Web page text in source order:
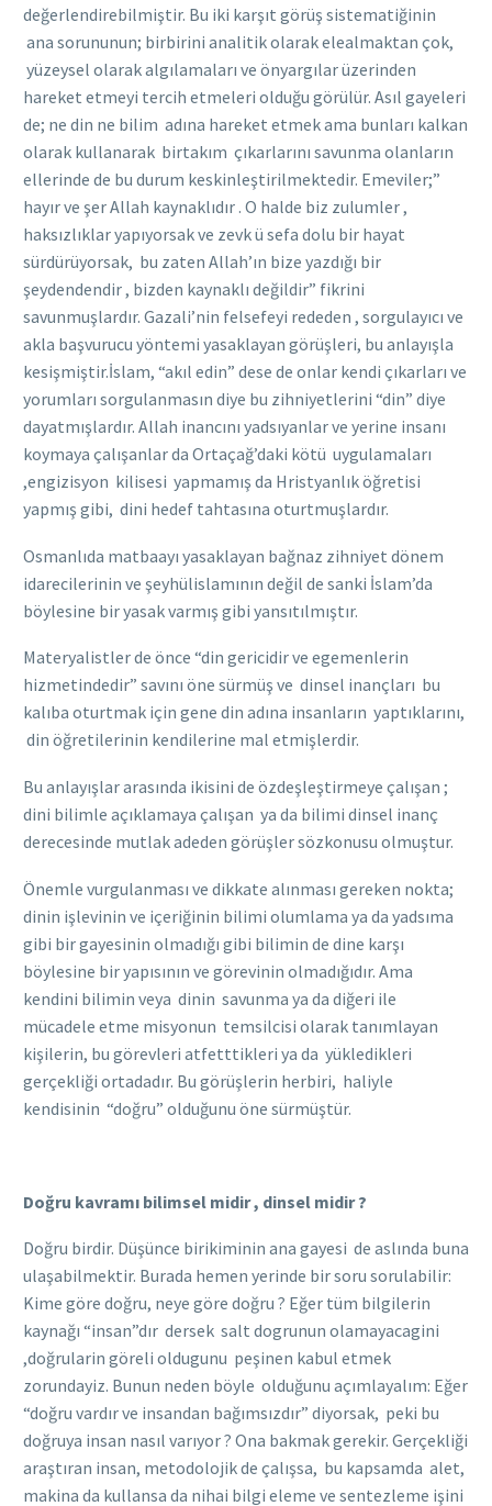
değerlendirebilmiştir. Bu iki karşıt görüş sistematiğinin
ana sorununun; birbirini analitik olarak elealmaktan çok,
yüzeysel olarak algılamaları ve önyargılar üzerinden
hareket etmeyi tercih etmeleri olduğu görülür. Asıl gayeleri
de; ne din ne bilim adına hareket etmek ama bunları kalkan
olarak kullanarak birtakım çıkarlarını savunma olanların
ellerinde de bu durum keskinleştirilmektedir. Emeviler;”
hayır ve şer Allah kaynaklıdır . O halde biz zulumler ,
haksızlıklar yapıyorsak ve zevk ü sefa dolu bir hayat
sürdürüyorsak, bu zaten Allah’ın bize yazdığı bir
şeydendendir , bizden kaynaklı değildir” fikrini
savunmuşlardır. Gazali’nin felsefeyi rededen , sorgulayıcı ve
akla başvurucu yöntemi yasaklayan görüşleri, bu anlayışla
kesişmiştir.İslam, “akıl edin” dese de onlar kendi çıkarları ve
yorumları sorgulanmasın diye bu zihniyetlerini “din” diye
dayatmışlardır. Allah inancını yadsıyanlar ve yerine insanı
koymaya çalışanlar da Ortaçağ’daki kötü uygulamaları
,engizisyon kilisesi yapmamış da Hristyanlık öğretisi
yapmış gibi, dini hedef tahtasına oturtmuşlardır.
Osmanlıda matbaayı yasaklayan bağnaz zihniyet dönem
idarecilerinin ve şeyhülislamının değil de sanki İslam’da
böylesine bir yasak varmış gibi yansıtılmıştır.
Materyalistler de önce “din gericidir ve egemenlerin
hizmetindedir” savını öne sürmüş ve dinsel inançları bu
kalıba oturtmak için gene din adına insanların yaptıklarını,
din öğretilerinin kendilerine mal etmişlerdir.
Bu anlayışlar arasında ikisini de özdeşleştirmeye çalışan ;
dini bilimle açıklamaya çalışan ya da bilimi dinsel inanç
derecesinde mutlak adeden görüşler sözkonusu olmuştur.
Önemle vurgulanması ve dikkate alınması gereken nokta;
dinin işlevinin ve içeriğinin bilimi olumlama ya da yadsıma
gibi bir gayesinin olmadığı gibi bilimin de dine karşı
böylesine bir yapısının ve görevinin olmadığıdır. Ama
kendini bilimin veya dinin savunma ya da diğeri ile
mücadele etme misyonun temsilcisi olarak tanımlayan
kişilerin, bu görevleri atfetttikleri ya da yükledikleri
gerçekliği ortadadır. Bu görüşlerin herbiri, haliyle
kendisinin “doğru” olduğunu öne sürmüştür.
Doğru kavramı bilimsel midir , dinsel midir ?
Doğru birdir. Düşünce birikiminin ana gayesi de aslında buna
ulaşabilmektir. Burada hemen yerinde bir soru sorulabilir:
Kime göre doğru, neye göre doğru ? Eğer tüm bilgilerin
kaynağı “insan”dır dersek salt dogrunun olamayacagini
,doğrularin göreli oldugunu peşinen kabul etmek
zorundayiz. Bunun neden böyle olduğunu açımlayalım: Eğer
“doğru vardır ve insandan bağımsızdır” diyorsak, peki bu
doğruya insan nasıl varıyor ? Ona bakmak gerekir. Gerçekliği
araştıran insan, metodolojik de çalışsa, bu kapsamda alet,
makina da kullansa da nihai bilgi eleme ve sentezleme işini